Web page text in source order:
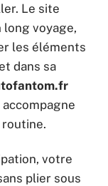
Le site
long voyage,
les éléments
dans sa
routine.
votre
plier sous